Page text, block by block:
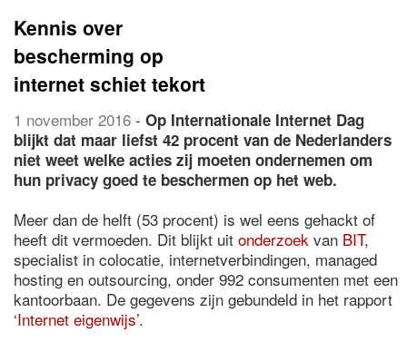
Kennis over
bescherming op
internet schiet tekort
1 november 2016 - Op Internationale Internet Dag
blijkt dat maar liefst 42 procent van de Nederlanders
niet weet welke acties zij moeten ondernemen om
hun privacy goed te beschermen op het web.
Meer dan de helft (53 procent) is wel eens gehackt of
heeft dit vermoeden. Dit blijkt uit onderzoek van BIT,
specialist in colocatie, internetverbindingen, managed
hosting en outsourcing, onder 992 consumenten met een
kantoorbaan. De gegevens zijn gebundeld in het rapport
‘Internet eigenwijs’.